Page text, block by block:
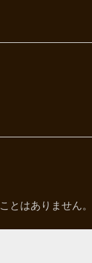
とはありません。